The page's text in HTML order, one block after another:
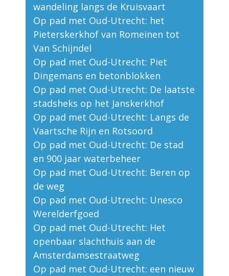
wandeling langs de Kruisvaart
Op pad met Oud-Utrecht: het
Pieterskerkhof van Romeinen tot
Van Schijndel
Op pad met Oud-Utrecht: Piet
Dingemans en betonblokken
Op pad met Oud-Utrecht: De laatste
stadsheks op het Janskerkhof
Op pad met Oud-Utrecht: Langs de
Vaartsche Rijn en Rotsoord
Op pad met Oud-Utrecht: De stad
en 900 jaar waterbeheer
Op pad met Oud-Utrecht: Beren op
de weg
Op pad met Oud-Utrecht: Unesco
Werelderfgoed
Op pad met Oud-Utrecht: Het
openbaar slachthuis aan de
Amsterdamsestraatweg
Op pad met Oud-Utrecht: een nieuw